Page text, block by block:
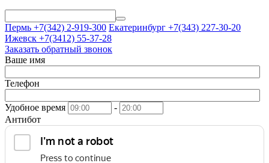
Пермь +7(342) 2-919-300 Екатеринбург +7(343) 227-30-20
Ижевск +7(3412) 55-37-28
Заказать обратный звонок
Ваше имя
Телефон
Удобное время
-
Антибот